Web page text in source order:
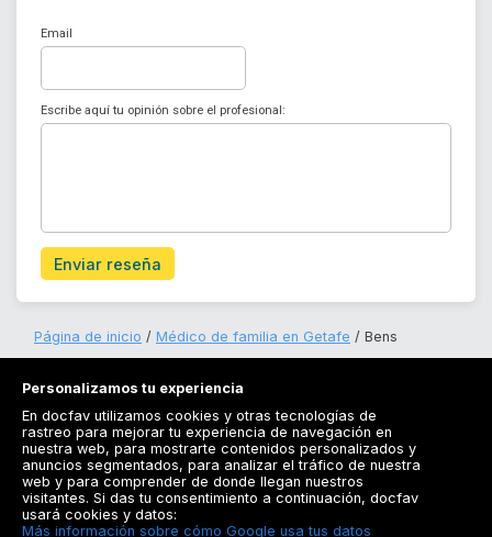
Email
Escribe aquí tu opinión sobre el profesional:
Enviar reseña
Página de inicio Médico de familia en Getafe Bens
Registrarse
Docfav
Personalizamos tu experiencia
En docfav utilizamos cookies y otras tecnologías de
rastreo para mejorar tu experiencia de navegación en
nuestra web, para mostrarte contenidos personalizados y
anuncios segmentados, para analizar el tráfico de nuestra
web y para comprender de donde llegan nuestros
visitantes. Si das tu consentimiento a continuación, docfav
usará cookies y datos:
Más información sobre cómo Google usa tus datos